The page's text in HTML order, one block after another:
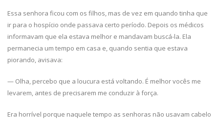
Essa senhora ficou com os filhos, mas de vez em quando tinha que
ir para o hospício onde passava certo período. Depois os médicos
informavam que ela estava melhor e mandavam buscá-la. Ela
permanecia um tempo em casa e, quando sentia que estava
piorando, avisava:
— Olha, percebo que a loucura está voltando. É melhor vocês me
levarem, antes de precisarem me conduzir à força.
Era horrível porque naquele tempo as senhoras não usavam cabelo